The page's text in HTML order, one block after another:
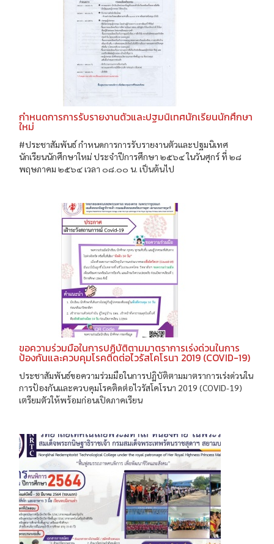
กำหนดการการรับรายงานตัวและปฐมนิเทศนักเรียนนักศึกษา
ใหม่
#ประชาสัมพันธ์ กำหนดการการรับรายงานตัวและปฐมนิเทศ
นักเรียนนักศึกษาใหม่ ประจำปีการศึกษา ๒๕๖๔ ในวันศุกร์ ที่ ๒๘
พฤษภาคม ๒๕๖๔ เวลา ๐๘.๐๐ น. เป็นต้นไป
ขอความร่วมมือในการปฏิบัติตามมาตราการเร่งด่วนในการ
ป้องกันและควบคุมโรคติดต่อไวรัสโคโรนา 2019 (COVID-19)
ประชาสัมพันธ์ขอความร่วมมือในการปฏิบัติตามมาตราการเร่งด่วนใน
การป้องกันและควบคุมโรคติดต่อไวรัสโคโรนา 2019 (COVID-19)
เตรียมตัวให้พร้อมก่อนเปิดภาคเรียน